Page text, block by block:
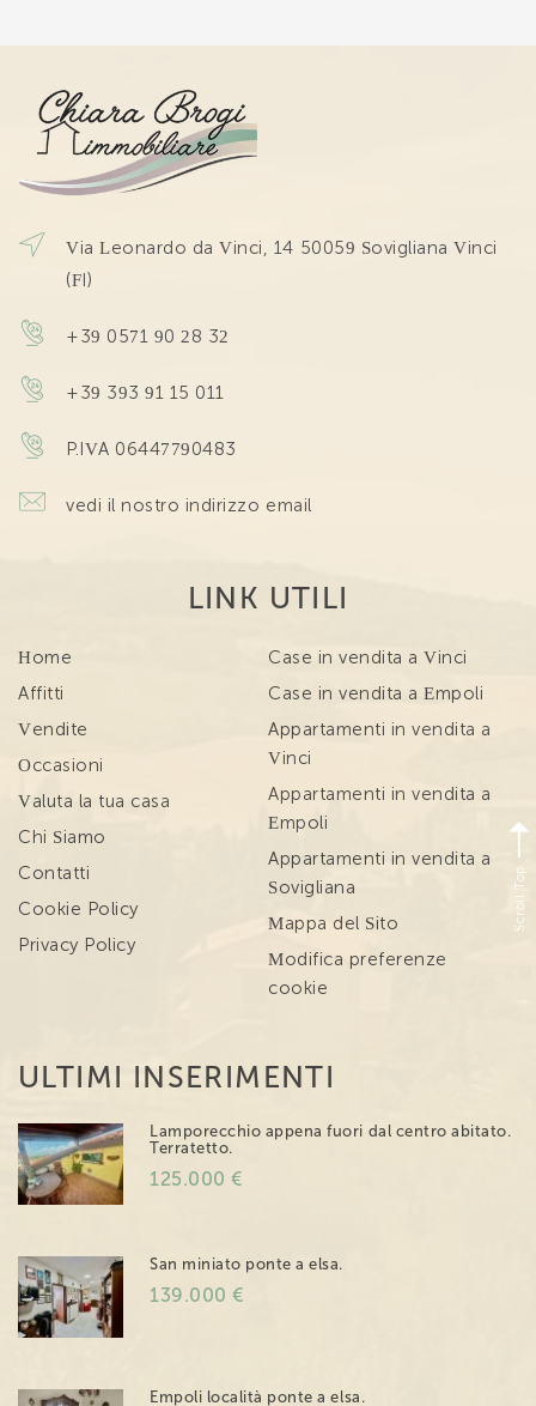
Via Leonardo da Vinci, 14 50059 Sovigliana Vinci
(FI)
+39 0571 90 28 32
+39 393 91 15 011
P.IVA 06447790483
vedi il nostro indirizzo email
LINK UTILI
Home
Affitti
Vendite
Occasioni
Valuta la tua casa
Chi Siamo
Contatti
Cookie Policy
Privacy Policy
Case in vendita a Vinci
Case in vendita a Empoli
Appartamenti in vendita a
Vinci
Appartamenti in vendita a
Empoli
Appartamenti in vendita a
Sovigliana
Mappa del Sito
Modifica preferenze
cookie
ULTIMI INSERIMENTI
Lamporecchio appena fuori dal centro abitato.
Terratetto.
125.000 €
San miniato ponte a elsa.
139.000 €
Empoli località ponte a elsa.
Scroll Top